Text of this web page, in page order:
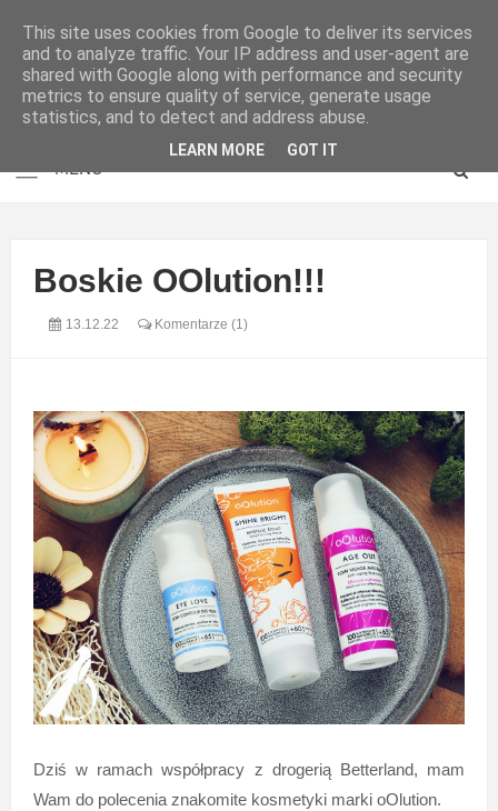
Boskie OOlution!!!
13.12.22 Komentarze (1)
Dziś w ramach współpracy z drogerią Betterland, mam
Wam do polecenia znakomite kosmetyki marki oOlution.
This site uses cookies from Google to deliver its services
and to analyze traffic. Your IP address and user-agent are
shared with Google along with performance and security
metrics to ensure quality of service, generate usage
statistics, and to detect and address abuse.
LEARN MORE GOT IT